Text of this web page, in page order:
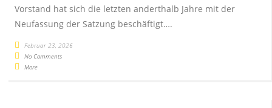
Vorstand hat sich die letzten anderthalb Jahre mit der
Neufassung der Satzung beschäftigt….
Februar 23, 2026
No Comments
More